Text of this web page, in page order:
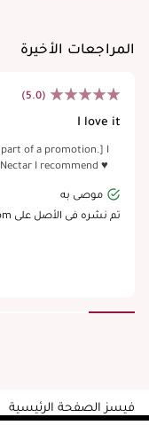
المراجعات الأخيرة
(5.0)
I love it
part of a promotion.] I
I recommend ♥️
موصى به
تم نشره في الأصل على lancome-usa.com
فيسز الصفحة الرئيسية